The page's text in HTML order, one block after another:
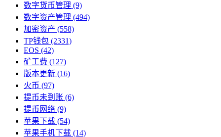
数字货币管理 (9)
数字资产管理 (494)
加密资产 (558)
TP钱包 (2331)
EOS (42)
矿工费 (127)
版本更新 (16)
火币 (97)
提币未到账 (6)
提币网络 (9)
苹果下载 (54)
苹果手机下载 (14)